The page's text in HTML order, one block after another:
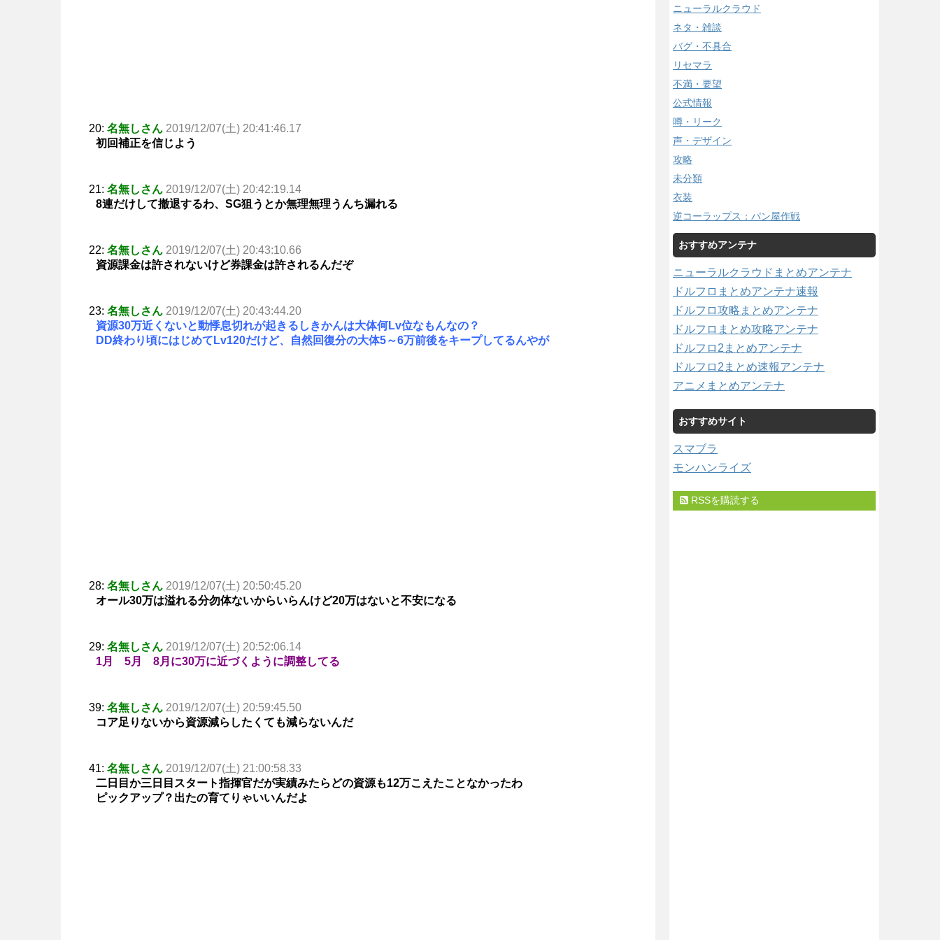
20: 名無しさん 2019/12/07(土) 20:41:46.17
初回補正を信じよう
21: 名無しさん 2019/12/07(土) 20:42:19.14
8連だけして撤退するわ、SG狙うとか無理無理うんち漏れる
22: 名無しさん 2019/12/07(土) 20:43:10.66
資源課金は許されないけど券課金は許されるんだぞ
23: 名無しさん 2019/12/07(土) 20:43:44.20
資源30万近くないと動悸息切れが起きるしきかんは大体何Lv位なもんなの？
DD終わり頃にはじめてLv120だけど、自然回復分の大体5～6万前後をキープしてるんやが
28: 名無しさん 2019/12/07(土) 20:50:45.20
オール30万は溢れる分勿体ないからいらんけど20万はないと不安になる
29: 名無しさん 2019/12/07(土) 20:52:06.14
1月 5月 8月に30万に近づくように調整してる
39: 名無しさん 2019/12/07(土) 20:59:45.50
コア足りないから資源減らしたくても減らないんだ
41: 名無しさん 2019/12/07(土) 21:00:58.33
二日目か三日目スタート指揮官だが実績みたらどの資源も12万こえたことなかったわ
ピックアップ？出たの育てりゃいいんだよ
ニューラルクラウド
ネタ・雑談
バグ・不具合
リセマラ
不満・要望
公式情報
噂・リーク
声・デザイン
攻略
未分類
衣装
逆コーラップス：パン屋作戦
おすすめアンテナ
ニューラルクラウドまとめアンテナ
ドルフロまとめアンテナ速報
ドルフロ攻略まとめアンテナ
ドルフロまとめ攻略アンテナ
ドルフロ2まとめアンテナ
ドルフロ2まとめ速報アンテナ
アニメまとめアンテナ
おすすめサイト
スマブラ
モンハンライズ
RSSを購読する